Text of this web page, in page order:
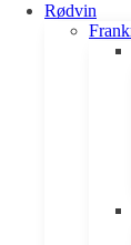
Rødvin